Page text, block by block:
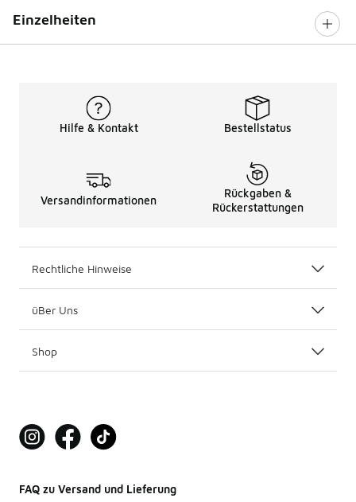
Einzelheiten
Hilfe & Kontakt Bestellstatus
Versandinformationen
Rückgaben &
Rückerstattungen
Rechtliche Hinweise
üBer Uns
Shop
FAQ zu Versand und Lieferung